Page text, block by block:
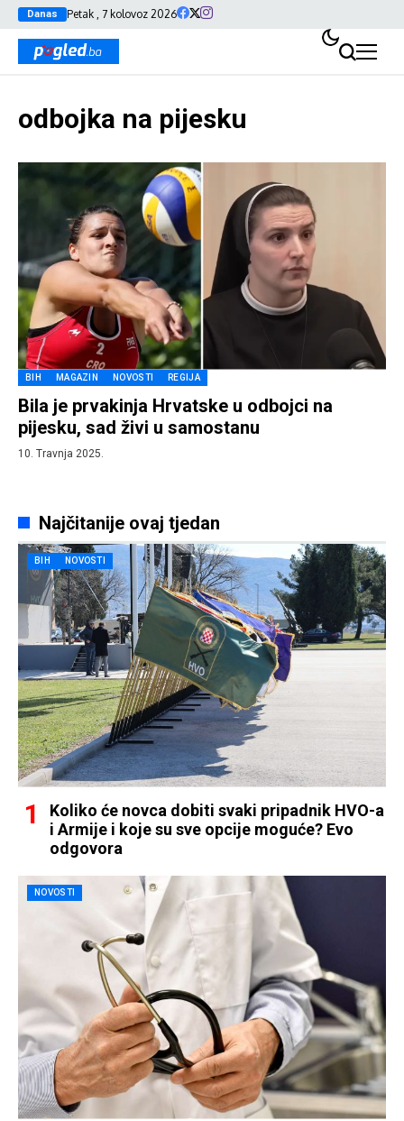
Danas Petak , 7 kolovoz 2026
odbojka na pijesku
BIH MAGAZIN NOVOSTI REGIJA
Bila je prvakinja Hrvatske u odbojci na
pijesku, sad živi u samostanu
10. Travnja 2025.
Najčitanije ovaj tjedan
BIH NOVOSTI
Koliko će novca dobiti svaki pripadnik HVO-a
i Armije i koje su sve opcije moguće? Evo
odgovora
NOVOSTI